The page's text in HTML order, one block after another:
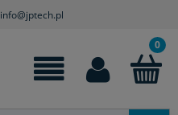
info@jptech.pl